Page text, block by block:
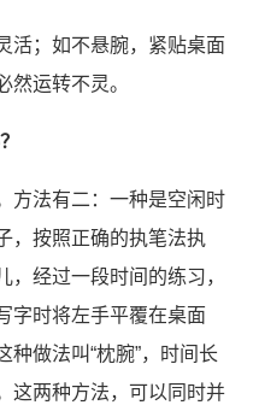
活；如不悬腕，紧贴桌面
然运转不灵。
方法有二：一种是空闲时
，按照正确的执笔法执
经过一段时间的练习，
字时将左手平覆在桌面
种做法叫“枕腕”，时间长
这两种方法，可以同时并